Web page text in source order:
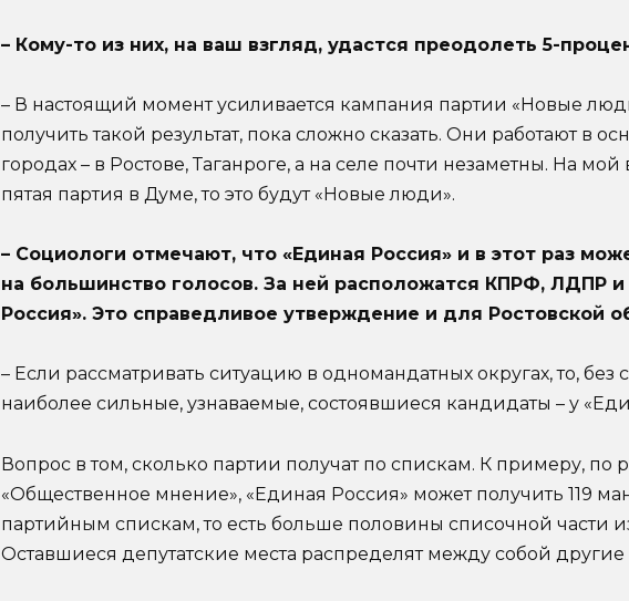
– Кому-то из них, на ваш взгляд, удастся преодолеть 5-
– В настоящий момент усиливается кампания партии «Новые
получить такой результат, пока сложно сказать. Они работают в
городах – в Ростове, Таганроге, а на селе почти незаметны. На мой
пятая партия в Думе, то это будут «Новые люди».
– Социологи отмечают, что «Единая Россия» и в этот раз
на большинство голосов. За ней расположатся КПРФ, ЛДПР и
Россия». Это справедливое утверждение и для Ростовской
– Если рассматривать ситуацию в одномандатных округах, то, без
наиболее сильные, узнаваемые, состоявшиеся кандидаты – у
Вопрос в том, сколько партии получат по спискам. К примеру, по
«Общественное мнение», «Единая Россия» может получить 119
партийным спискам, то есть больше половины списочной части
Оставшиеся депутатские места распределят между собой другие